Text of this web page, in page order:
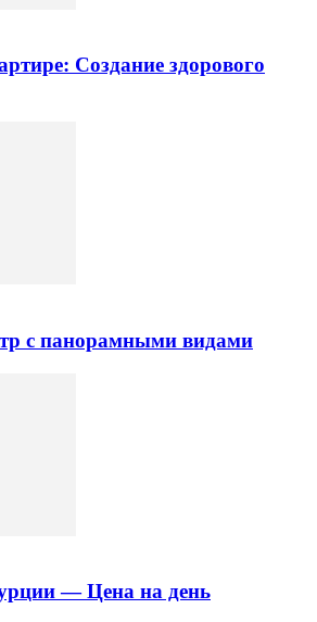
Создание здорового
с панорамными видами
— Цена на день